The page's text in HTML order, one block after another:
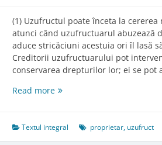
(1) Uzufructul poate înceta la
atunci când uzufructuarul abuzează
aduce stricăciuni acestuia ori îl lasă
Creditorii uzufructuarului pot
conservarea drepturilor lor; ei se pot
Read moreArt.
uzufructului
în
Textul integral proprietar, uzufruct